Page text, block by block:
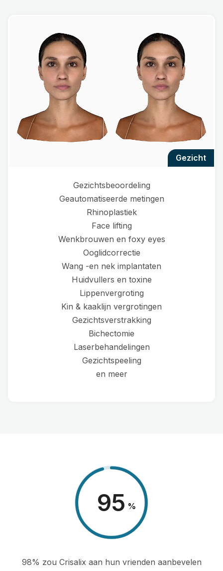
gezicht
Gezichtsbeoordeling
Geautomatiseerde metingen
Rhinoplastiek
Face lifting
Wenkbrouwen en foxy eyes
Ooglidcorrectie
Wang -en nek implantaten
Huidvullers en toxine
Lippenvergroting
Kin & kaaklijn vergrotingen
Gezichtsverstrakking
Bichectomie
Laserbehandelingen
Gezichtspeeling
en meer
98 %
98% zou Crisalix aan hun vrienden aanbevelen